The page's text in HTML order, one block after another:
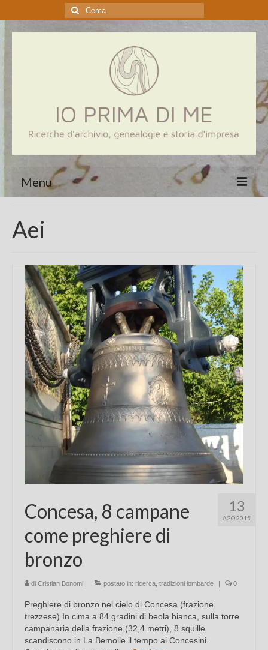
Cerca:
Menu
Genealogia
Aziende
Chi sono
FAQ
Contatti
Aei
13
AGO 2015
Concesa, 8 campane
come preghiere di
bronzo
di Cristian Bonomi | postato in: ricerca tradizioni lombarde | 0
Preghiere di bronzo nel cielo di Concesa (frazione
trezzese) In cima a 84 gradini di beola bianca, sulla torre
campanaria della frazione (32,4 metri), 8 squille
scandiscono in La Bemolle il tempo ai Concesini.